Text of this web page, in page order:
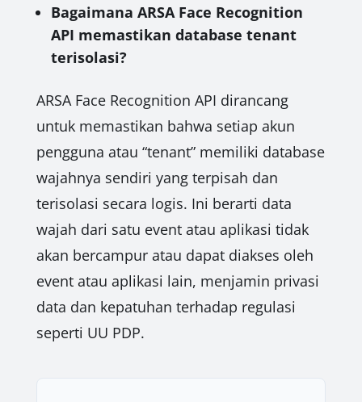
Bagaimana ARSA Face Recognition
API memastikan database tenant
terisolasi?
ARSA Face Recognition API dirancang
untuk memastikan bahwa setiap akun
pengguna atau “tenant” memiliki database
wajahnya sendiri yang terpisah dan
terisolasi secara logis. Ini berarti data
wajah dari satu event atau aplikasi tidak
akan bercampur atau dapat diakses oleh
event atau aplikasi lain, menjamin privasi
data dan kepatuhan terhadap regulasi
seperti UU PDP.